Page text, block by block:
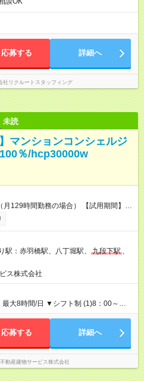
応募する 詳細へ
社リクルートスタッフィング
未読
マンションコンシェルジ
％/hcp30000w
勤務の場合） 【試用期間】試
さ：3ヶ月 雇用形態、給与は本採用時
駅：赤羽橋駅、八丁堀駅、
九段下駅 、
ス株式会社
最大8時間/日 ▼シフト制 (1)8：00～
：50～21：00 など ▼休憩 (1)
も参考例で、複数のシフトにご対応い
応募する 詳細へ
動産建物サービス株式会社